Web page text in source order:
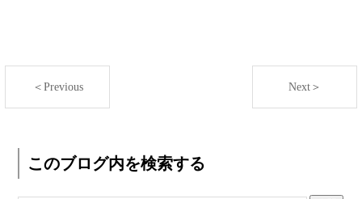
＜Previous Next＞
このブログ内を検索する